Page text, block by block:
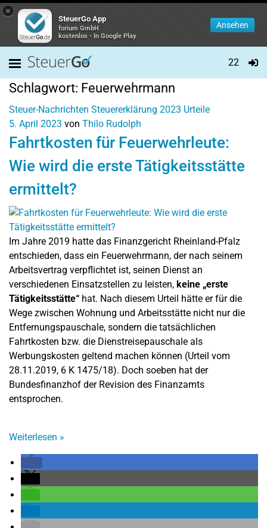
×
SteuerGo App
forium GmbH
kostenlos - In Google Play
Ansehen
22
Schlagwort: Feuerwehrmann
Steuer-Nachrichten Steuererklärung 2023 Urteile
5. April 2023 von Thilo Rudolph
Fahrtkosten für Feuerwehrleute:
Wie wird die erste Tätigkeitsstätte
ermittelt?
Im Jahre 2019 hatte das Finanzgericht Rheinland-Pfalz
entschieden, dass ein Feuerwehrmann, der nach seinem
Arbeitsvertrag verpflichtet ist, seinen Dienst an
verschiedenen Einsatzstellen zu leisten, keine „erste
Tätigkeitsstätte“ hat. Nach diesem Urteil hätte er für die
Wege zwischen Wohnung und Arbeitsstätte nicht nur die
Entfernungspauschale, sondern die tatsächlichen
Fahrtkosten bzw. die Dienstreisepauschale als
Werbungskosten geltend machen können (Urteil vom
28.11.2019, 6 K 1475/18). Doch soeben hat der
Bundesfinanzhof der Revision des Finanzamts
entsprochen.
Weiterlesen »